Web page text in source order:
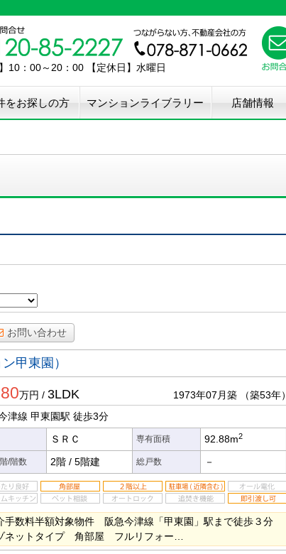
】10：00～20：00 【定休日】水曜日
をお探しの方 マンションライブラリー 店舗情報
お問い合わせ
甲東園）
万円 / 3LDK 1973年07月築
（築53年）
津線 甲東園駅 徒歩3分
ＳＲＣ 専有面積 92.88m2
/階数 2階 / 5階建 総戸数 －
手数料半額対象物件 阪急今津線「甲東園」駅まで徒歩３分
ネットタイプ 角部屋 フルリフォー…